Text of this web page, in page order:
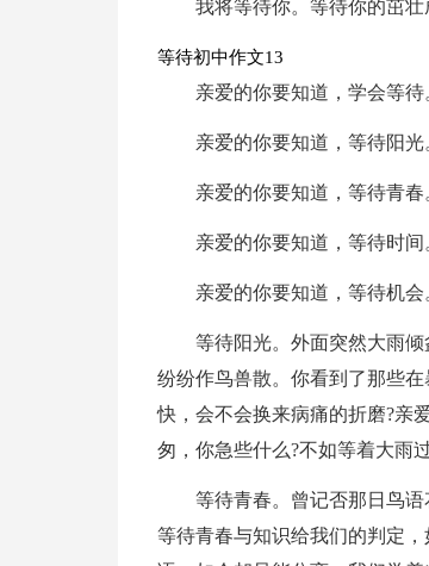
我将等待你。等待你的茁
等待初中作文13
亲爱的你要知道，学会等待
亲爱的你要知道，等待阳光
亲爱的你要知道，等待青春
亲爱的你要知道，等待时间
亲爱的你要知道，等待机会
等待阳光。外面突然大雨
纷纷作鸟兽散。你看到了那些
快，会不会换来病痛的折磨?亲
匆，你急些什么?不如等着大雨
等待青春。曾记否那日鸟
等待青春与知识给我们的判定